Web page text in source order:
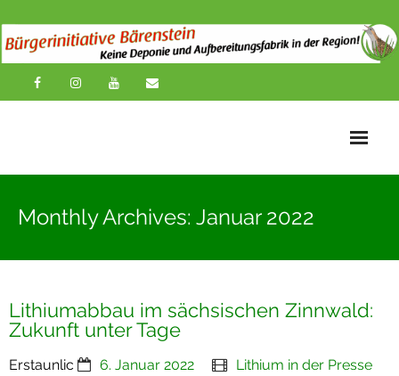
Über uns
Monthly Archives: Januar 2022
Lithiumabbau im sächsischen Zinnwald:
Zukunft unter Tage
6. Januar 2022 Lithium in der Presse
Erstaunlic